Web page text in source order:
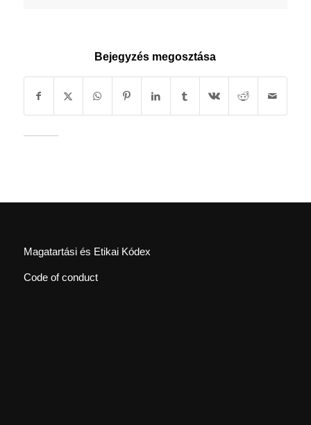
Bejegyzés megosztása
Magatartási és Etikai Kódex
Code of conduct